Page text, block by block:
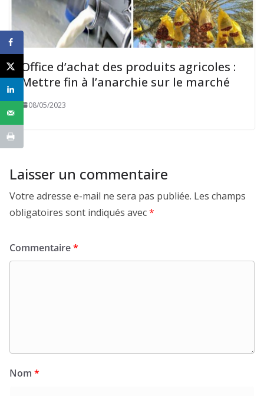
Office d’achat des produits agricoles :
Mettre fin à l’anarchie sur le marché
08/05/2023
Laisser un commentaire
Votre adresse e-mail ne sera pas publiée. Les champs
obligatoires sont indiqués avec*
Commentaire*
Nom *